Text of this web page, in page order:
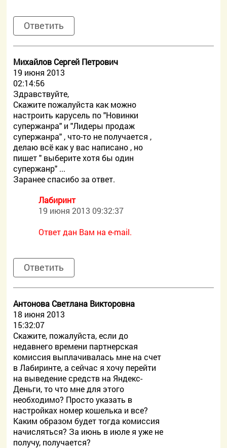
Ответить
Михайлов Сергей Петрович
19 июня 2013
02:14:56
Здравствуйте,
Скажите пожалуйста как можно
настроить карусель по "Новинки
супержанра" и "Лидеры продаж
супержанра" , что-то не получается ,
делаю всё как у вас написано , но
пишет " выберите хотя бы один
супержанр" ...
Заранее спасибо за ответ.
Лабиринт
19 июня 2013 09:32:37
Ответ дан Вам на e-mail.
Ответить
Антонова Светлана Викторовна
18 июня 2013
15:32:07
Скажите, пожалуйста, если до
недавнего времени партнерская
комиссия выплачивалась мне на счет
в Лабиринте, а сейчас я хочу перейти
на выведение средств на Яндекс-
Деньги, то что мне для этого
необходимо? Просто указать в
настройках номер кошелька и все?
Каким образом будет тогда комиссия
начисляться? За июнь в июле я уже не
получу, получается?